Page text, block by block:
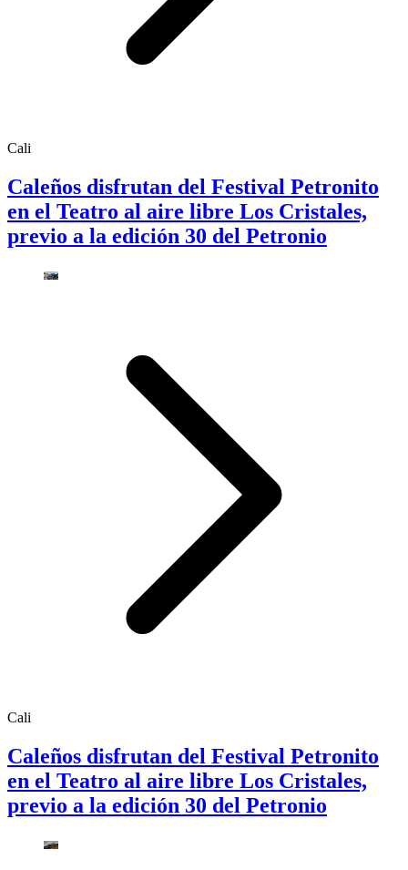
Cali
Caleños disfrutan del Festival Petronito
en el Teatro al aire libre Los Cristales,
previo a la edición 30 del Petronio
Cali
Caleños disfrutan del Festival Petronito
en el Teatro al aire libre Los Cristales,
previo a la edición 30 del Petronio